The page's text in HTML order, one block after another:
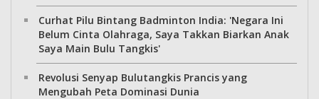
Curhat Pilu Bintang Badminton India: 'Negara Ini
Belum Cinta Olahraga, Saya Takkan Biarkan Anak
Saya Main Bulu Tangkis'
Revolusi Senyap Bulutangkis Prancis yang
Mengubah Peta Dominasi Dunia